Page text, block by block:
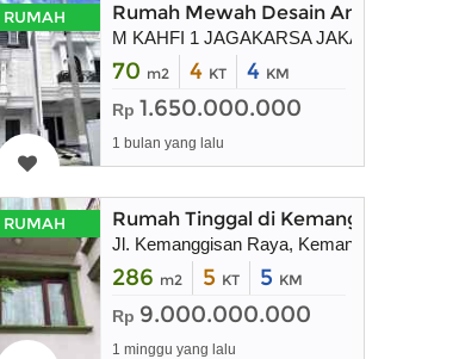
RUMAH Rumah Mewah Desain American
M KAHFI 1 JAGAKARSA JAKARTA
70 m2 4 KT 4 KM
Rp 1.650.000.000
1 bulan yang lalu
RUMAH Rumah Tinggal di Kemanggisan
Jl. Kemanggisan Raya, Kemanggisan,
286 m2 5 KT 5 KM
Rp 9.000.000.000
1 minggu yang lalu